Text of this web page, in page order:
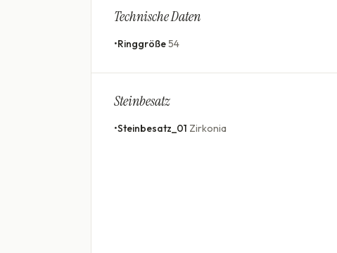
Technische Daten
•Ringgröße54
Steinbesatz
•Steinbesatz_01 Zirkonia